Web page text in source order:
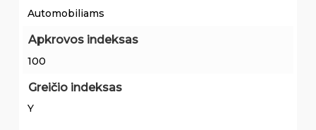
Automobiliams
Apkrovos indeksas
100
Greičio indeksas
Y